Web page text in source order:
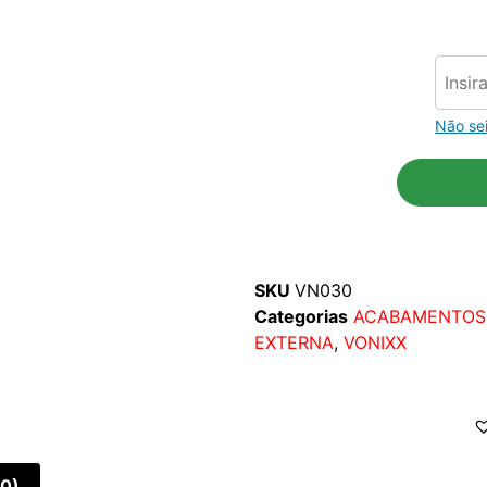
Não
SKU VN030
Categorias ACABAMENTOS
EXTERNA, VONIXX